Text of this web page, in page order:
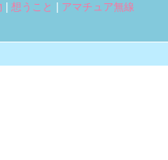
想うこと アマチュア無線